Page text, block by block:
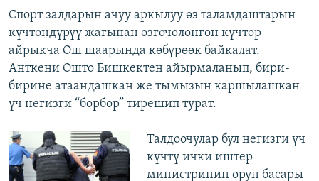
Спорт залдарын ачуу аркылуу өз таламдаштарын
күчтөндүрүү жагынан өзгөчөлөнгөн күчтөр
айрыкча Ош шаарында көбүрөөк байкалат.
Анткени Ошто Бишкектен айырмаланып, бири-
бирине атаандашкан же тымызын каршылашкан
үч негизги “борбор” тирешип турат.
Талдоочулар бул негизги үч
күчтү ички иштер
министринин орун басары